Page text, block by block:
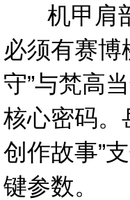
机甲肩部
必须有赛博
守”与梵高
核心密码。
创作故事”
键参数。